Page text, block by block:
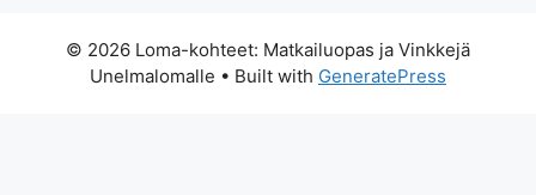
© 2026 Loma-kohteet: Matkailuopas ja Vinkkejä
Unelmalomalle • Built with GeneratePress